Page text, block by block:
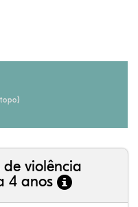
)
de violência
4 anos